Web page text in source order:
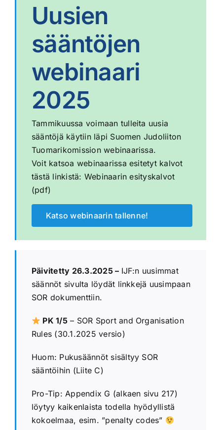
Uusien
sääntöjen
webinaari
2025
Tammikuussa voimaan tulleita uusia
sääntöjä käytiin läpi Suomen Judoliiton
Tuomarikomission webinaarissa.
Voit katsoa webinaarissa esitetyt kalvot
tästä linkistä: Webinaarin esityskalvot
(pdf)
Katso webinaarin tallenne!
Päivitetty 26.3.2025 – IJF:n uusimmat
säännöt sivulta löydät linkkejä uusimpaan
SOR dokumenttiin.
PK 1/5– SOR Sport and Organisation
Rules (30.1.2025 versio)
Huom: Pukusäännöt sisältyy SOR
sääntöihin (Liite C)
Pro-Tip: Appendix G (alkaen sivu 217)
löytyy kaikenlaista todella hyödyllistä
kokoelmaa, esim. ”penalty codes”